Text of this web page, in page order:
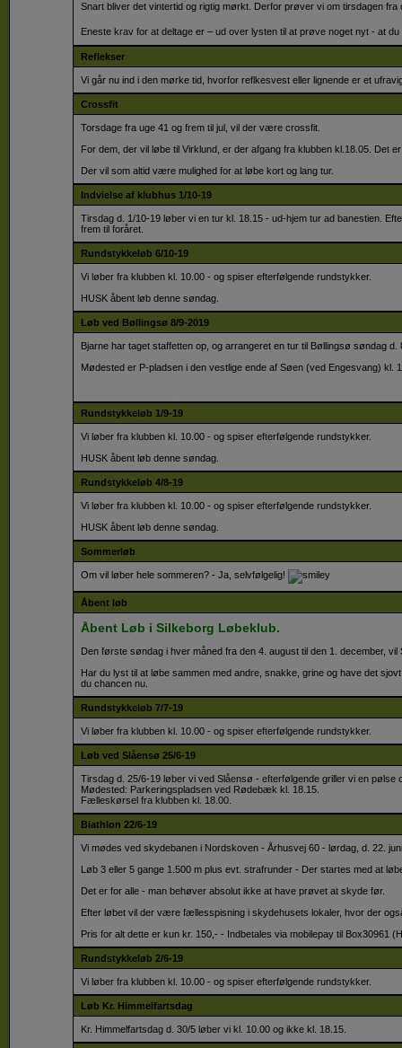
Snart bliver det vintertid og rigtig mørkt. Derfor prøver vi om tirsdagen
Eneste krav for at deltage er – ud over lysten til at prøve noget nyt - at du
Reflekser
Vi går nu ind i den mørke tid, hvorfor reflkesvest eller lignende er et
Crossfit
Torsdage fra uge 41 og frem til jul, vil der være crossfit.
​For dem, der vil løbe til Virklund, er der afgang fra klubben kl.18.05. Det
Der vil som altid være mulighed for at løbe kort og lang tur.
Indvielse af klubhus 1/10-19
Tirsdag d. 1/10-19 løber vi en tur kl. 18.15 - ud-hjem tur ad banestien.
frem til foråret.
Rundstykkeløb 6/10-19
Vi løber fra klubben kl. 10.00 - og spiser efterfølgende rundstykker.
​HUSK åbent løb denne søndag.
Løb ved Bøllingsø 8/9-2019
Bjarne har taget staffetten op, og arrangeret en tur til Bøllingsø søndag d.
​Mødested er P-pladsen i den vestlige ende af Søen (ved Engesvang) kl.
Rundstykkeløb 1/9-19
Vi løber fra klubben kl. 10.00 - og spiser efterfølgende rundstykker.
​HUSK åbent løb denne søndag.
Rundstykkeløb 4/8-19
Vi løber fra klubben kl. 10.00 - og spiser efterfølgende rundstykker.
​HUSK åbent løb denne søndag.
Sommerløb
Om vil løber hele sommeren? - Ja, selvfølgelig!
Åbent løb
Åbent Løb i Silkeborg Løbeklub.
Den første søndag i hver måned fra den 4. august til den 1. december,
Har du lyst til at løbe sammen med andre, snakke, grine og have det
du chancen nu.
Rundstykkeløb 7/7-19
Vi løber fra klubben kl. 10.00 - og spiser efterfølgende rundstykker.
Løb ved Slåensø 25/6-19
Tirsdag d. 25/6-19 løber vi ved Slåensø - efterfølgende griller vi en pølse
​Mødested: Parkeringspladsen ved Rødebæk kl. 18.15.
Fælleskørsel fra klubben kl. 18.00.
Biathlon 22/6-19
Vi mødes ved skydebanen i Nordskoven - Århusvej 60 - lørdag, d. 22.
Løb 3 eller 5 gange 1.500 m plus evt. strafrunder - Der startes med at
Det er for alle - man behøver absolut ikke at have prøvet at skyde før.
Efter løbet vil der være fællesspisning i skydehusets lokaler, hvor der
Pris for alt dette er kun kr. 150,- - Indbetales via mobilepay til Box30961
Rundstykkeløb 2/6-19
Vi løber fra klubben kl. 10.00 - og spiser efterfølgende rundstykker.
Løb Kr. Himmelfartsdag
Kr. Himmelfartsdag d. 30/5 løber vi kl. 10.00 og ikke kl. 18.15.